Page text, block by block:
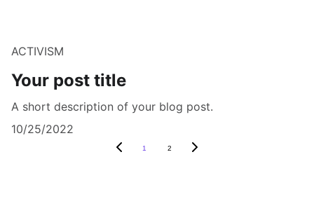
ACTIVISM
Your post title
A short description of your blog post.
10/25/2022
1 2